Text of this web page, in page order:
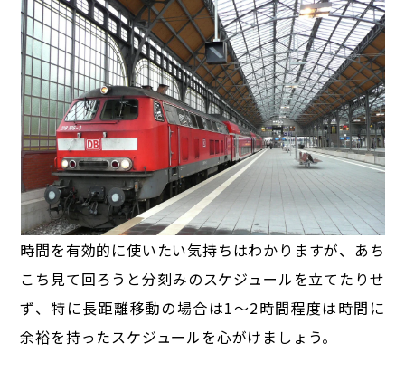
時間を有効的に使いたい気持ちはわかりますが、あち
こち見て回ろうと分刻みのスケジュールを立てたりせ
ず、特に長距離移動の場合は1～2時間程度は時間に
余裕を持ったスケジュールを心がけましょう。